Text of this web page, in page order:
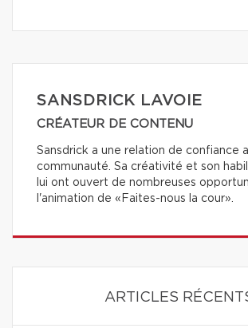
SANSDRICK LAVOIE
CRÉATEUR DE CONTENU
Sansdrick a une relation de confiance
communauté. Sa créativité et son
lui ont ouvert de nombreuses
l'animation de «Faites-nous la cour».
ARTICLES